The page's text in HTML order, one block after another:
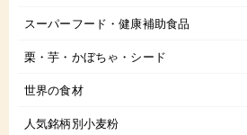
スーパーフード・健康補助食品
栗・芋・かぼちゃ・シード
世界の食材
人気銘柄別小麦粉